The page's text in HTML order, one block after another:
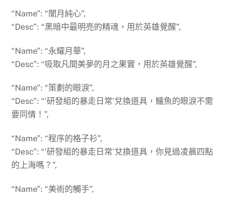
“Name”: “闇月純心”,
“Desc”: “黑暗中最明亮的精魂，用於英雄覺醒”,
“Name”: “永耀月華”,
“Desc”: “吸取凡間美夢的月之果實，用於英雄覺醒”,
“Name”: “策劃的眼淚”,
“Desc”: “’研發組的暴走日常’兌換道具，鱷魚的眼淚不需
要同情！”,
“Name”: “程序的格子衫”,
“Desc”: “’研發組的暴走日常’兌換道具，你見過凌晨四點
的上海嗎？”,
“Name”: “美術的觸手”,